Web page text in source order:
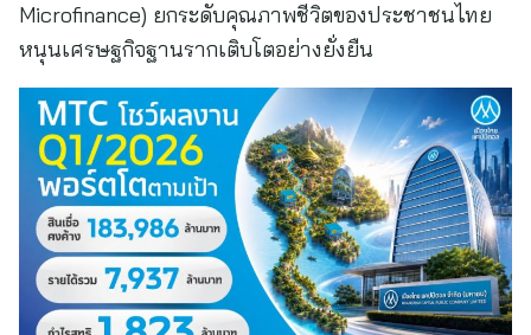
Microfinance) ยกระดับคุณภาพชีวิตของประชาชนไทย
หนุนเศรษฐกิจฐานรากเติบโตอย่างยั่งยืน